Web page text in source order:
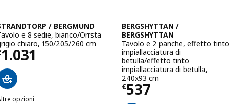
/ BERGMUND
e 8 sedie, bianco/Orrsta
chiaro, 150/205/260 cm
1.031 € 1031
opzioni
BERGSHYTTAN /
BERGSHYTTAN
Tavolo e 2 panche, effetto tinto
impiallacciatura di
betulla/effetto tinto
impiallacciatura di betulla,
240x93 cm
€537
Prezzo € 537